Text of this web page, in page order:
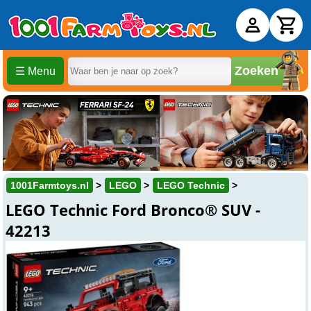
☰ Menu Zoeken
1001Farmtoys.nl LEGO LEGO Technic
LEGO Technic Ford Bronco® SUV -
42213